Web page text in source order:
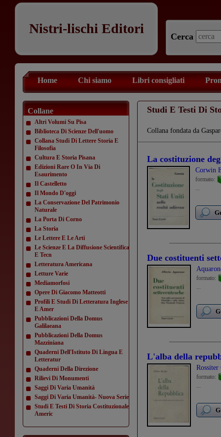
Nistri-lischi Editori
Cerca
Home Chi siamo Libri consigliati
Collane
Altri Volumi Su Pisa
Biblioteca Di Scienze Dell'uomo
Collana Studi Di Lettere Storia E
Filosofia
Cultura E Storia Pisana
Edizioni Rare O In Via Di
Esaurimento
Il Castelletto
Il Mondo D'oggi
La Conservazione Del Patrimonio
Naturale
La Porta Di Corno
La Storia
Le Lettere E Le Arti
Le Scienze E La Diffusione Scientifica
E Tecn
Letteratura Americana
Letture Varie
Mediamorfosi
Opere Di Giacomo Matteotti
Profili E Studi Di Letteratura Inglese
E Amer
Pubblicazioni Della Domus
Galilaeana
Pubblicazioni Della Domus
Mazziniana
Quaderni Dell'Istituto Di Lingua E
Letteratur
Quaderni Della Direzione
Rilievi Di Monumenti
Saggi Di Varia Umanità
Saggi Di Varia Umanità- Nuova Serie
Studi E Testi Di Storia Costituzionale
Americ
Studi E Testi Di
Collana fondata da
La costituzione
Corwin
formato:
...
Due costituenti
formato:
...
L'alba della
formato:
...